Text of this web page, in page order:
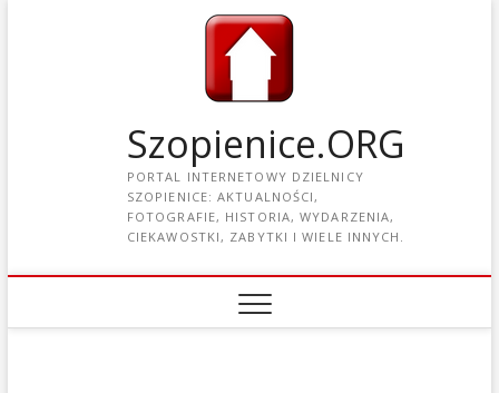
Szopienice.ORG
PORTAL INTERNETOWY DZIELNICY
SZOPIENICE: AKTUALNOŚCI,
FOTOGRAFIE, HISTORIA, WYDARZENIA,
CIEKAWOSTKI, ZABYTKI I WIELE INNYCH.